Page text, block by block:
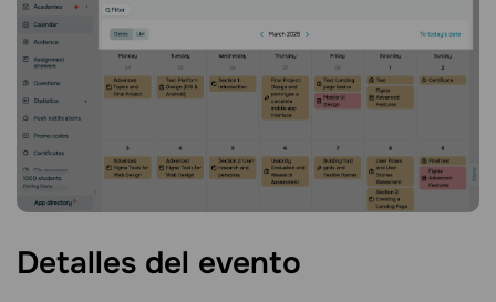
Detalles del evento